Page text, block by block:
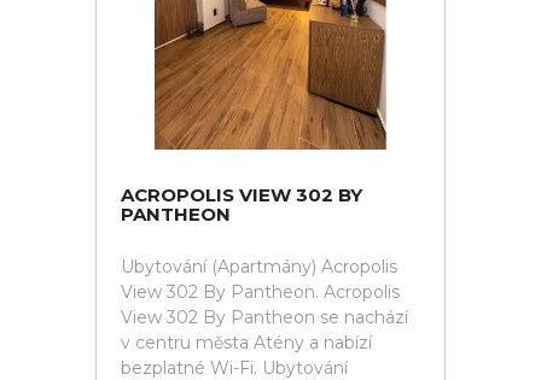
ACROPOLIS VIEW 302 BY
PANTHEON
Ubytování (Apartmány) Acropolis
View 302 By Pantheon. Acropolis
View 302 By Pantheon se nachází
v centru města Atény a nabízí
bezplatné Wi-Fi. Ubytování